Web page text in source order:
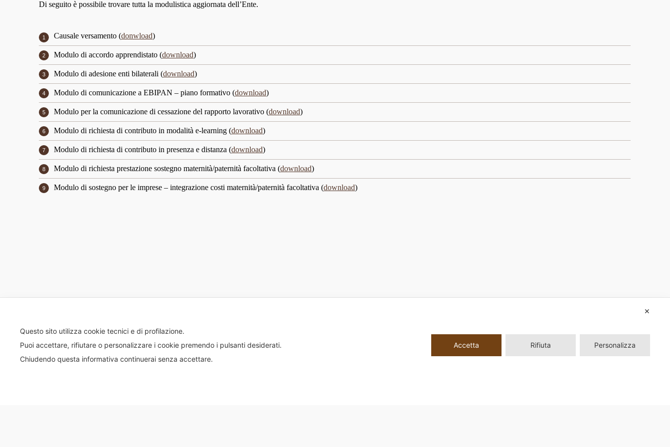
Di seguito è possibile trovare tutta la modulistica aggiornata dell’Ente.
Causale versamento (donwload)
Modulo di accordo apprendistato (download)
Modulo di adesione enti bilaterali (download)
Modulo di comunicazione a EBIPAN – piano formativo (download)
Modulo per la comunicazione di cessazione del rapporto lavorativo (download)
Modulo di richiesta di contributo in modalità e-learning (download)
Modulo di richiesta di contributo in presenza e distanza (download)
Modulo di richiesta prestazione sostegno maternità/paternità facoltativa (download)
Modulo di sostegno per le imprese – integrazione costi maternità/paternità facoltativa (download)
✕
Questo sito utilizza cookie tecnici e di profilazione.
Puoi accettare, rifiutare o personalizzare i cookie premendo i pulsanti desiderati.
Chiudendo questa informativa continuerai senza accettare.
Accetta Rifiuta Personalizza